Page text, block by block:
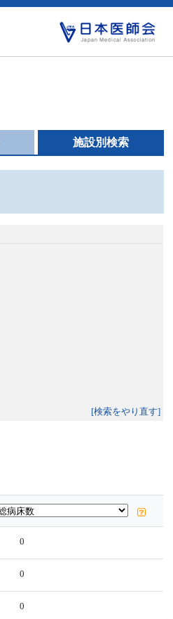
施設別検索
[検索をやり直す]
0
0
0